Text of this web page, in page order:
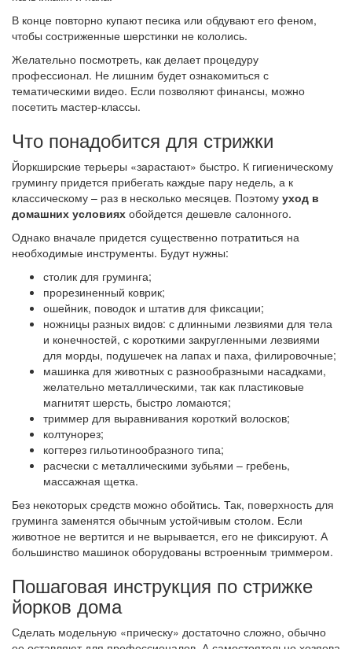
В конце повторно купают песика или обдувают его феном,
чтобы состриженные шерстинки не кололись.
Желательно посмотреть, как делает процедуру
профессионал. Не лишним будет ознакомиться с
тематическими видео. Если позволяют финансы, можно
посетить мастер-классы.
Что понадобится для стрижки
Йоркширские терьеры «зарастают» быстро. К гигиеническому
грумингу придется прибегать каждые пару недель, а к
классическому – раз в несколько месяцев. Поэтому уход в
домашних условиях обойдется дешевле салонного.
Однако вначале придется существенно потратиться на
необходимые инструменты. Будут нужны:
столик для груминга;
прорезиненный коврик;
ошейник, поводок и штатив для фиксации;
ножницы разных видов: с длинными лезвиями для тела
и конечностей, с короткими закругленными лезвиями
для морды, подушечек на лапах и паха, филировочные;
машинка для животных с разнообразными насадками,
желательно металлическими, так как пластиковые
магнитят шерсть, быстро ломаются;
триммер для выравнивания короткий волосков;
колтунорез;
когтерез гильотинообразного типа;
расчески с металлическими зубьями – гребень,
массажная щетка.
Без некоторых средств можно обойтись. Так, поверхность для
груминга заменятся обычным устойчивым столом. Если
животное не вертится и не вырывается, его не фиксируют. А
большинство машинок оборудованы встроенным триммером.
Пошаговая инструкция по стрижке
йорков дома
Сделать модельную «прическу» достаточно сложно, обычно